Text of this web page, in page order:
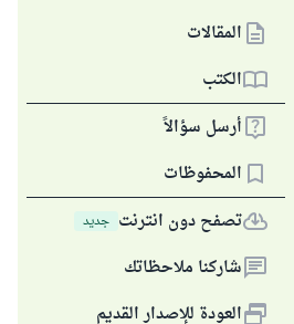
المقالات
الكتب
أرسل سؤالاً
المحفوظات
تصفح دون انترنت جديد
شاركنا ملاحظاتك
العودة للإصدار القديم